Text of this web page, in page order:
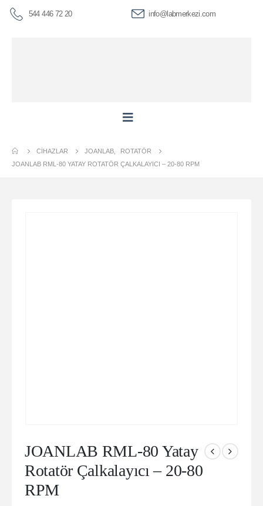
544 446 72 20 info@labmerkezi.com
CIHAZLAR JOANLAB
ROTATÖR
JOANLAB RML-80 YATAY ROTATÖR ÇALKALAYICI – 20-80 RPM
JOANLAB RML-80 Yatay
Rotatör Çalkalayıcı – 20-80
RPM